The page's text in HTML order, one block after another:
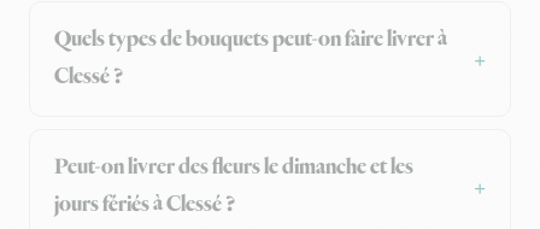
Quels types de bouquets peut-on faire livrer à
Clessé ?
Peut-on livrer des fleurs le dimanche et les
jours fériés à Clessé ?